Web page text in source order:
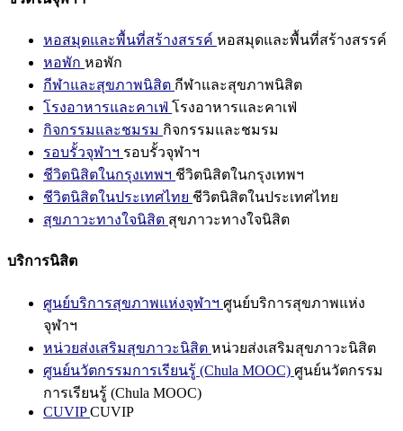
หอสมุดและพื้นที่สร้างสรรค์ หอสมุดและพื้นที่สร้างสรรค์
หอพัก หอพัก
กีฬาและสุขภาพนิสิต กีฬาและสุขภาพนิสิต
โรงอาหารและคาเฟ่ โรงอาหารและคาเฟ่
กิจกรรมและชมรม กิจกรรมและชมรม
รอบรั้วจุฬาฯ รอบรั้วจุฬาฯ
ชีวิตนิสิตในกรุงเทพฯ ชีวิตนิสิตในกรุงเทพฯ
ชีวิตนิสิตในประเทศไทย ชีวิตนิสิตในประเทศไทย
สุขภาวะทางใจนิสิต สุขภาวะทางใจนิสิต
บริการนิสิต
ศูนย์บริการสุขภาพแห่งจุฬาฯ ศูนย์บริการสุขภาพแห่ง
จุฬาฯ
หน่วยส่งเสริมสุขภาวะนิสิต หน่วยส่งเสริมสุขภาวะนิสิต
ศูนย์นวัตกรรมการเรียนรู้ (Chula MOOC) ศูนย์นวัตกรรม
การเรียนรู้ (Chula MOOC)
CUVIPCUVIP